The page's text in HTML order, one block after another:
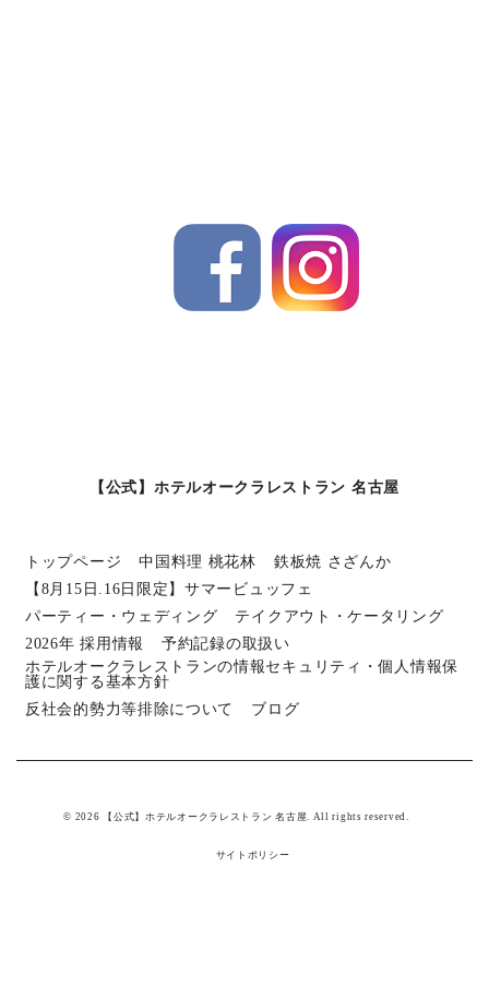
【公式】ホテルオークラレストラン 名古屋
トップページ 中国料理 桃花林
鉄板焼 さざんか
【8月15日.16日限定】サマービュッフェ
パーティー・ウェディング
テイクアウト・ケータリング
2026年 採用情報
予約記録の取扱い
ホテルオークラレストランの情報セキュリティ・個人情報保
護に関する基本方針
反社会的勢力等排除について
ブログ
© 2026 【公式】ホテルオークラレストラン 名古屋. All rights reserved.
サイトポリシー